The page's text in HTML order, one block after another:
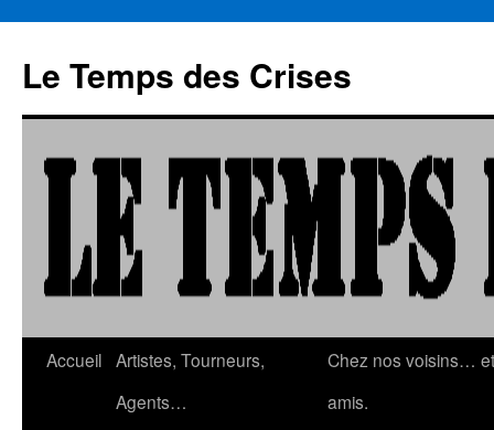
contenu
Le Temps des Crises
Accueil Artistes, Tourneurs,
Agents…
Chez nos voisins… et
amis.